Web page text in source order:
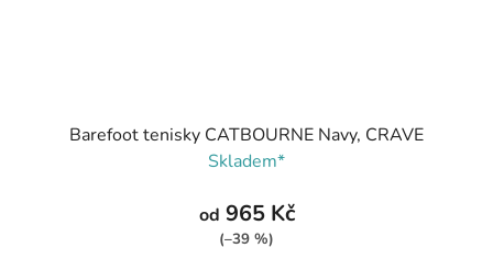
Barefoot tenisky CATBOURNE Navy, CRAVE
Skladem*
od 965 Kč
(–39 %)